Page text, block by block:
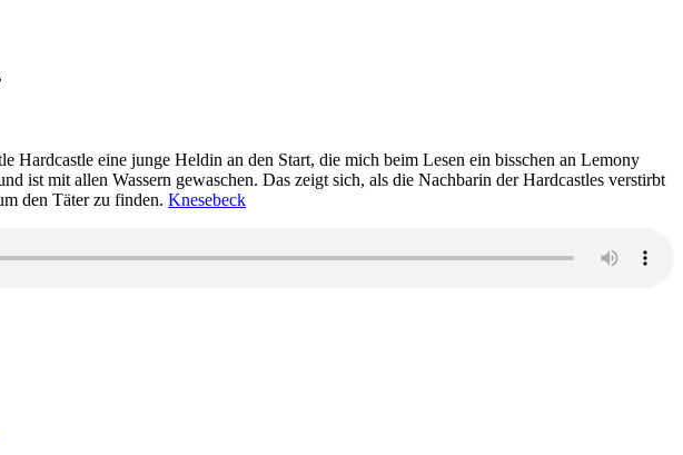
eine junge Heldin an den Start, die mich beim Lesen ein bisschen an Lemony
ist mit allen Wassern gewaschen. Das zeigt sich, als die Nachbarin der Hardcastles verstirbt
den Täter zu finden. Knesebeck